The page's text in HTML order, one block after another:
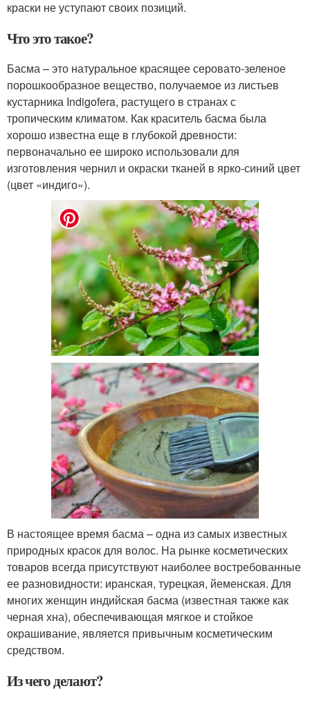
краски не уступают своих позиций.
Что это такое?
Басма – это натуральное красящее серовато-зеленое
порошкообразное вещество, получаемое из листьев
кустарника Indigofera, растущего в странах с
тропическим климатом. Как краситель басма была
хорошо известна еще в глубокой древности:
первоначально ее широко использовали для
изготовления чернил и окраски тканей в ярко-синий цвет
(цвет «индиго»).
В настоящее время басма – одна из самых известных
природных красок для волос. На рынке косметических
товаров всегда присутствуют наиболее востребованные
ее разновидности: иранская, турецкая, йеменская. Для
многих женщин индийская басма (известная также как
черная хна), обеспечивающая мягкое и стойкое
окрашивание, является привычным косметическим
средством.
Из чего делают?